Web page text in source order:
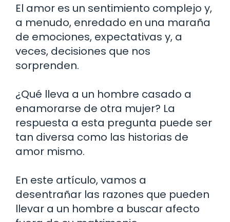
El amor es un sentimiento complejo y,
a menudo, enredado en una maraña
de emociones, expectativas y, a
veces, decisiones que nos
sorprenden.
¿Qué lleva a un hombre casado a
enamorarse de otra mujer? La
respuesta a esta pregunta puede ser
tan diversa como las historias de
amor mismo.
En este artículo, vamos a
desentrañar las razones que pueden
llevar a un hombre a buscar afecto